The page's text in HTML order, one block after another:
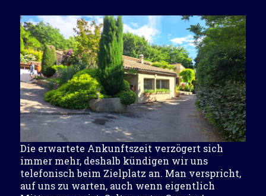
Die erwartete Ankunftszeit verzögert sich
immer mehr, deshalb kündigen wir uns
telefonisch beim Zielplatz an. Man verspricht,
auf uns zu warten, auch wenn eigentlich